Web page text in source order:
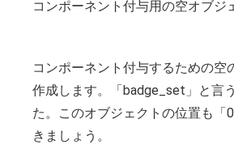
コンポーネント付与用の空オブジ
コンポーネント付与するための空
作成します。「badge_set」と言
た。このオブジェクトの位置も「
きましょう。